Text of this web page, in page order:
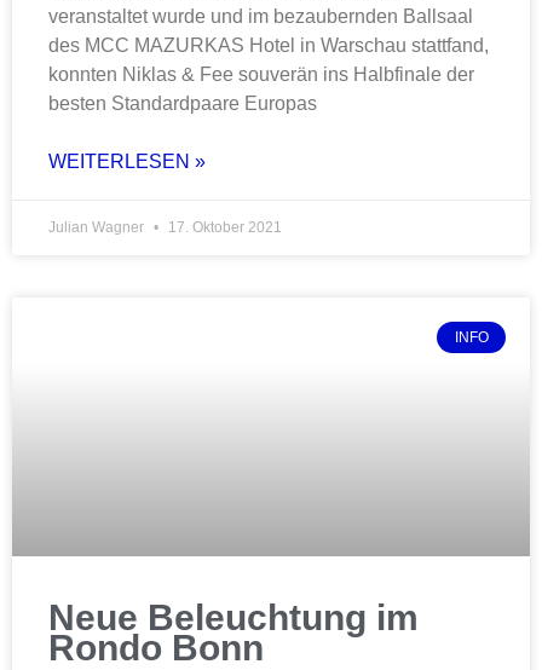
veranstaltet wurde und im bezaubernden Ballsaal
des MCC MAZURKAS Hotel in Warschau stattfand,
konnten Niklas & Fee souverän ins Halbfinale der
besten Standardpaare Europas
WEITERLESEN »
Julian Wagner 17. Oktober 2021
INFO
Neue Beleuchtung im
Rondo Bonn